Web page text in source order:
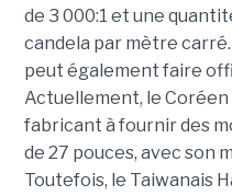
de 3 000:1 et une
candela par mètre
peut également faire
Actuellement, le Coréen
fabricant à fournir des
de 27 pouces, avec son
Toutefois, le Taiwanais